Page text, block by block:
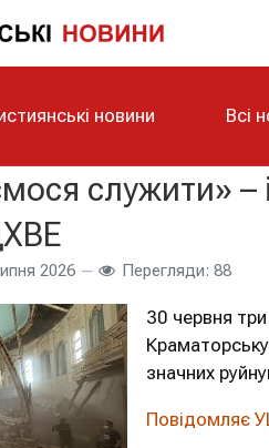
новини Всі
служити» –
2026 Перегляди: 88
30 червня
значних
Повідомляє